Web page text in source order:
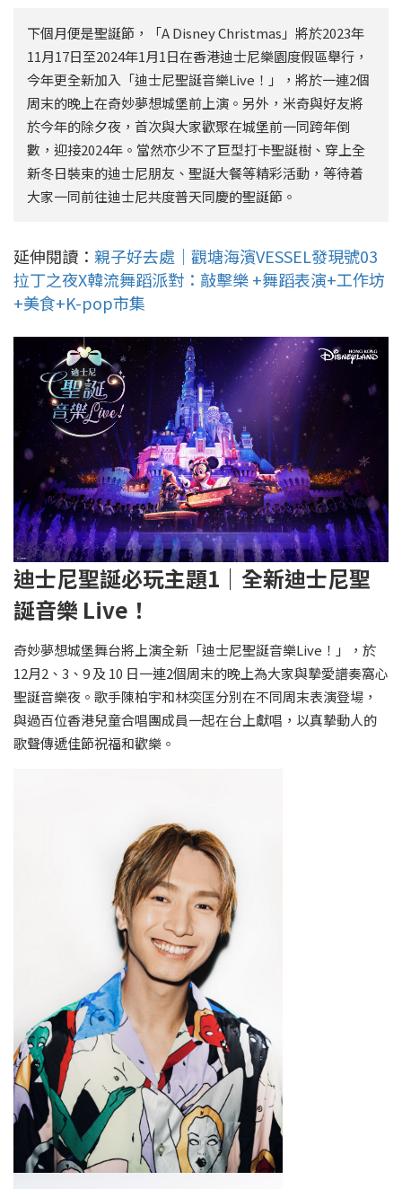
下個月便是聖誕節，「A Disney Christmas」將於2023年
11月17日至2024年1月1日在香港迪士尼樂園度假區舉行，
今年更全新加入「迪士尼聖誕音樂Live！」，將於一連2個
周末的晚上在奇妙夢想城堡前上演。另外，米奇與好友將
於今年的除夕夜，首次與大家歡聚在城堡前一同跨年倒
數，迎接2024年。當然亦少不了巨型打卡聖誕樹、穿上全
新冬日裝束的迪士尼朋友、聖誕大餐等精彩活動，等待着
大家一同前往迪士尼共度普天同慶的聖誕節。
延伸閱讀： 親子好去處｜觀塘海濱VESSEL發現號03
拉丁之夜X韓流舞蹈派對：敲擊樂 +舞蹈表演+工作坊
+美食+K-pop市集
迪士尼聖誕必玩主題1｜全新迪士尼聖
誕音樂 Live！
奇妙夢想城堡舞台將上演全新「迪士尼聖誕音樂Live！」，於
12月2、3、9 及 10 日一連2個周末的晚上為大家與摯愛譜奏窩心
聖誕音樂夜。歌手陳柏宇和林奕匡分別在不同周末表演登場，
與過百位香港兒童合唱團成員一起在台上獻唱，以真摯動人的
歌聲傳遞佳節祝福和歡樂。